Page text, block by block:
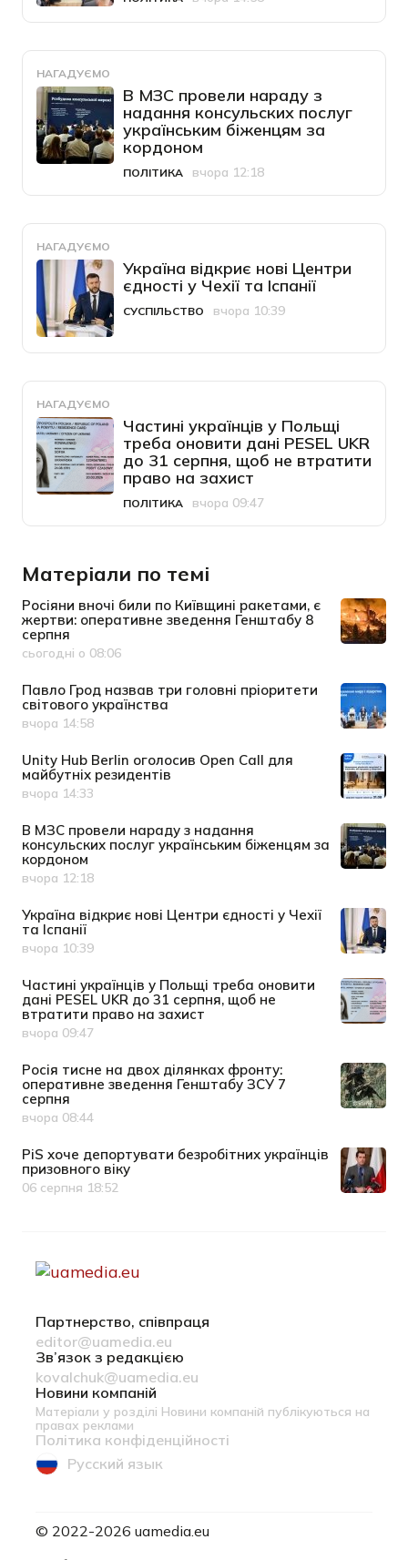
НАГАДУЄМО
В МЗС провели нараду з
надання консульских послуг
українським біженцям за
кордоном
Категорія
ПОЛІТИКА
Дата публікації
вчора 12:18
НАГАДУЄМО
Україна відкриє нові Центри
єдності у Чехії та Іспанії
Категорія
СУСПІЛЬСТВО
Дата публікації
вчора 10:39
НАГАДУЄМО
Частині українців у Польщі
треба оновити дані PESEL UKR
до 31 серпня, щоб не втратити
право на захист
Категорія
ПОЛІТИКА
Дата публікації
вчора 09:47
Матеріали по темі
Росіяни вночі били по Київщині ракетами, є
жертви: оперативне зведення Генштабу 8
серпня
Дата публікації
сьогодні о 08:06
Павло Грод назвав три головні пріоритети
світового українства
Дата публікації
вчора 14:58
Unity Hub Berlin оголосив Open Call для
майбутніх резидентів
Дата публікації
вчора 14:33
В МЗС провели нараду з надання
консульских послуг українським біженцям за
кордоном
Дата публікації
вчора 12:18
Україна відкриє нові Центри єдності у Чехії
та Іспанії
Дата публікації
вчора 10:39
Частині українців у Польщі треба оновити
дані PESEL UKR до 31 серпня, щоб не
втратити право на захист
Дата публікації
вчора 09:47
Росія тисне на двох ділянках фронту:
оперативне зведення Генштабу ЗСУ 7
серпня
Дата публікації
вчора 08:44
PiS хоче депортувати безробітних українців
призовного віку
Дата публікації
06 серпня 18:52
Партнерство, співпраця
editor@uamedia.eu
Зв’язок з редакцією
kovalchuk@uamedia.eu
Новини компаній
Матеріали у розділі Новини компаній публікуються на
правах реклами
Політика конфіденційності
Русский язык
© 2022-2026 uamedia.eu